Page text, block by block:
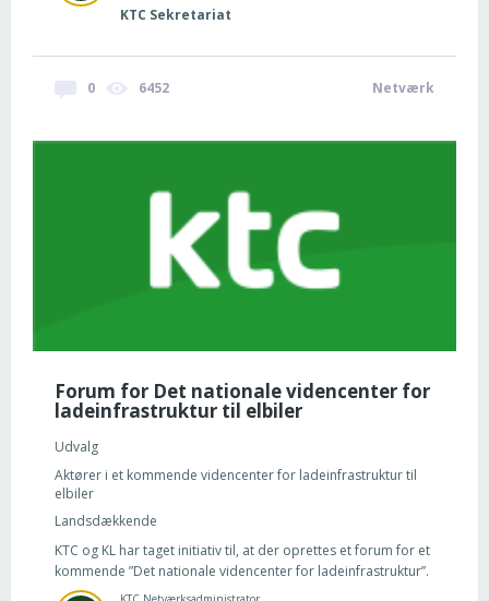
KTC Sekretariat
0 6452 Netværk
Forum for Det nationale videncenter for
ladeinfrastruktur til elbiler
Udvalg
Aktører i et kommende videncenter for ladeinfrastruktur til
elbiler
Landsdækkende
KTC og KL har taget initiativ til, at der oprettes et forum for et
kommende ”Det nationale videncenter for ladeinfrastruktur”.